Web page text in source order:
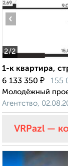
2/2
‹
1-к квартира,
6 133 350 ₽ 155
Молодёжный
Агентство,
VRPazl —